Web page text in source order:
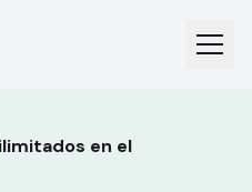
en el